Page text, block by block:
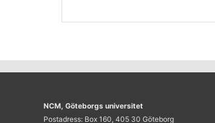
NCM, Göteborgs universitet
Postadress: Box 160, 405 30 Göteborg